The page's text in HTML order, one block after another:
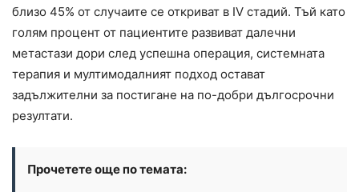
близо 45% от случаите се откриват в IV стадий. Тъй като
голям процент от пациентите развиват далечни
метастази дори след успешна операция, системната
терапия и мултимодалният подход остават
задължителни за постигане на по-добри дългосрочни
резултати.
Прочетете още по темата: